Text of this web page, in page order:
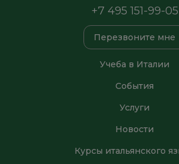
+7 495 151-99-05
Перезвоните мне
Учеба в Италии
События
Услуги
Новости
Курсы итальянского